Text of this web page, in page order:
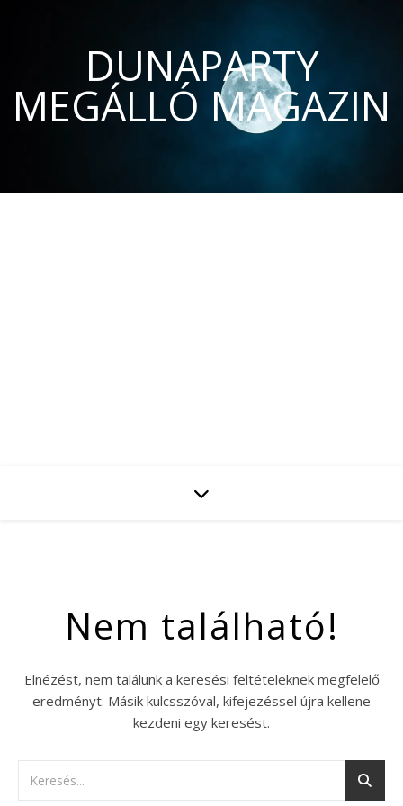
DUNAPARTY
MEGÁLLÓ MAGAZIN
Nem található!
Elnézést, nem találunk a keresési feltételeknek megfelelő
eredményt. Másik kulcsszóval, kifejezéssel újra kellene
kezdeni egy keresést.